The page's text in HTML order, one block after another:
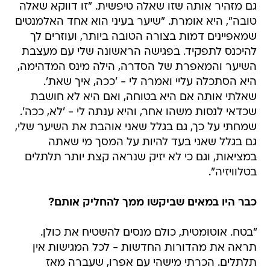
גם מזהיר אותה שזו שאלה טיפשית. "זו דווקא שאלה
טובה", היא אומרת. "שיער בעיני הוא אחד האלמנטים
שמאפיינים דמות בצורה הטובה ביותר, ועוזרים לך
להיכנס לתפקיד. בפגישה הראשונה שלי עם מעצבת
השיער והמאפרת של הסדרה, הילה מינס המדהימה,
היא הסתכלה עליי ואמרה לי - 'ככה, איך שאת'.
שאלתי אותה אם היא בטוחה, ואם היא לא חושבת
שכדאי לנסות משהו אחר, והיא ענתה לי - 'לא, ככה'.
שמחתי על כך, גם בגלל שאני אוהבת את השיער שלי,
גם בגלל שאני בעד להיות על המסך מי שאתה
במציאות, וגם כי לא יזיק שנראה קצת יותר תלתלים
בטלוויזיה".
כבר היו במאים שביקשו ממך להחליק אותם?
"בטח. אוטומטית, כולם מנסים להשטיח את כולן.
תראה את מהדורות החדשות - לכל המגישות אין
תלתלים. הכרתי מישהי עם אפרו, שעברה מאז